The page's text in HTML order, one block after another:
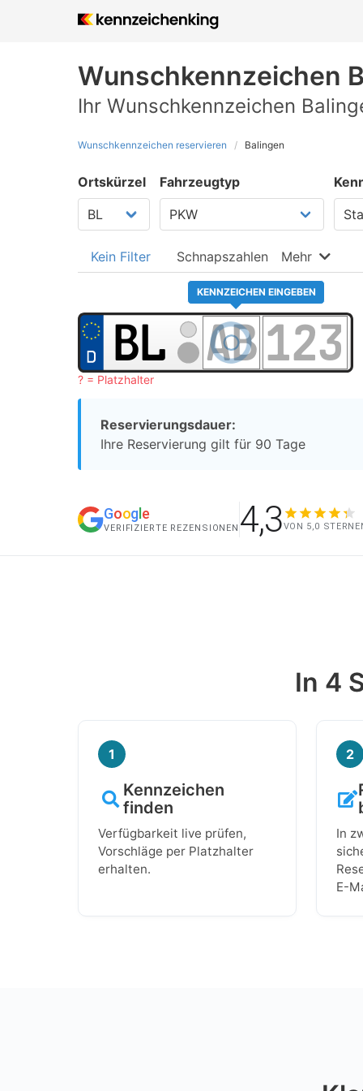
Wunschkennzeichen
Ihr Wunschkennzeichen
Wunschkennzeichen reservieren Balingen
Ortskürzel Fahrzeugtyp
Kein Filter Schnapszahlen Mehr
KENNZEICHEN EINGEBEN
? = Platzhalter
Reservierungsdauer:
Ihre Reservierung gilt für 90 Tage
Goog e
VERIFIZIERTE REZENSIONEN 4,3VON 5,0
In 4
1
Kennzeichen
finden
Verfügbarkeit live prüfen,
Vorschläge per Platzhalter
erhalten.
2
In
E-